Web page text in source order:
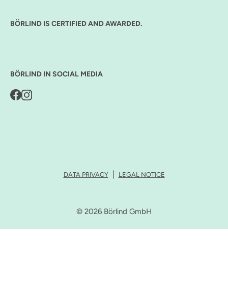
BÖRLIND IS CERTIFIED AND AWARDED.
BÖRLIND IN SOCIAL MEDIA
DATA PRIVACY LEGAL NOTICE
© 2026 Börlind GmbH